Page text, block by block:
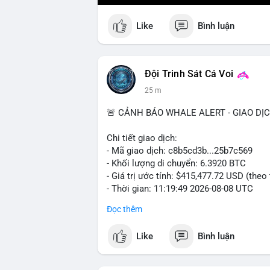
Like Bình luận
Đội Trinh Sát Cá Voi
25 m
🚨 CẢNH BÁO WHALE ALERT - GIAO
Chi tiết giao dịch:
- Mã giao dịch: c8b5cd3b...25b7c569
- Khối lượng di chuyển: 6.3920 BTC
- Giá trị ước tính: $415,477.72 USD (theo
- Thời gian: 11:19:49 2026-08-08 UTC
Nhận định phân tích: Giao dịch 6.3920
ánh sự dịch chuyển dòng tiền có chủ
tài sản giữa các ví nóng hoặc chuẩn bị
Đọc thêm
Like Bình luận